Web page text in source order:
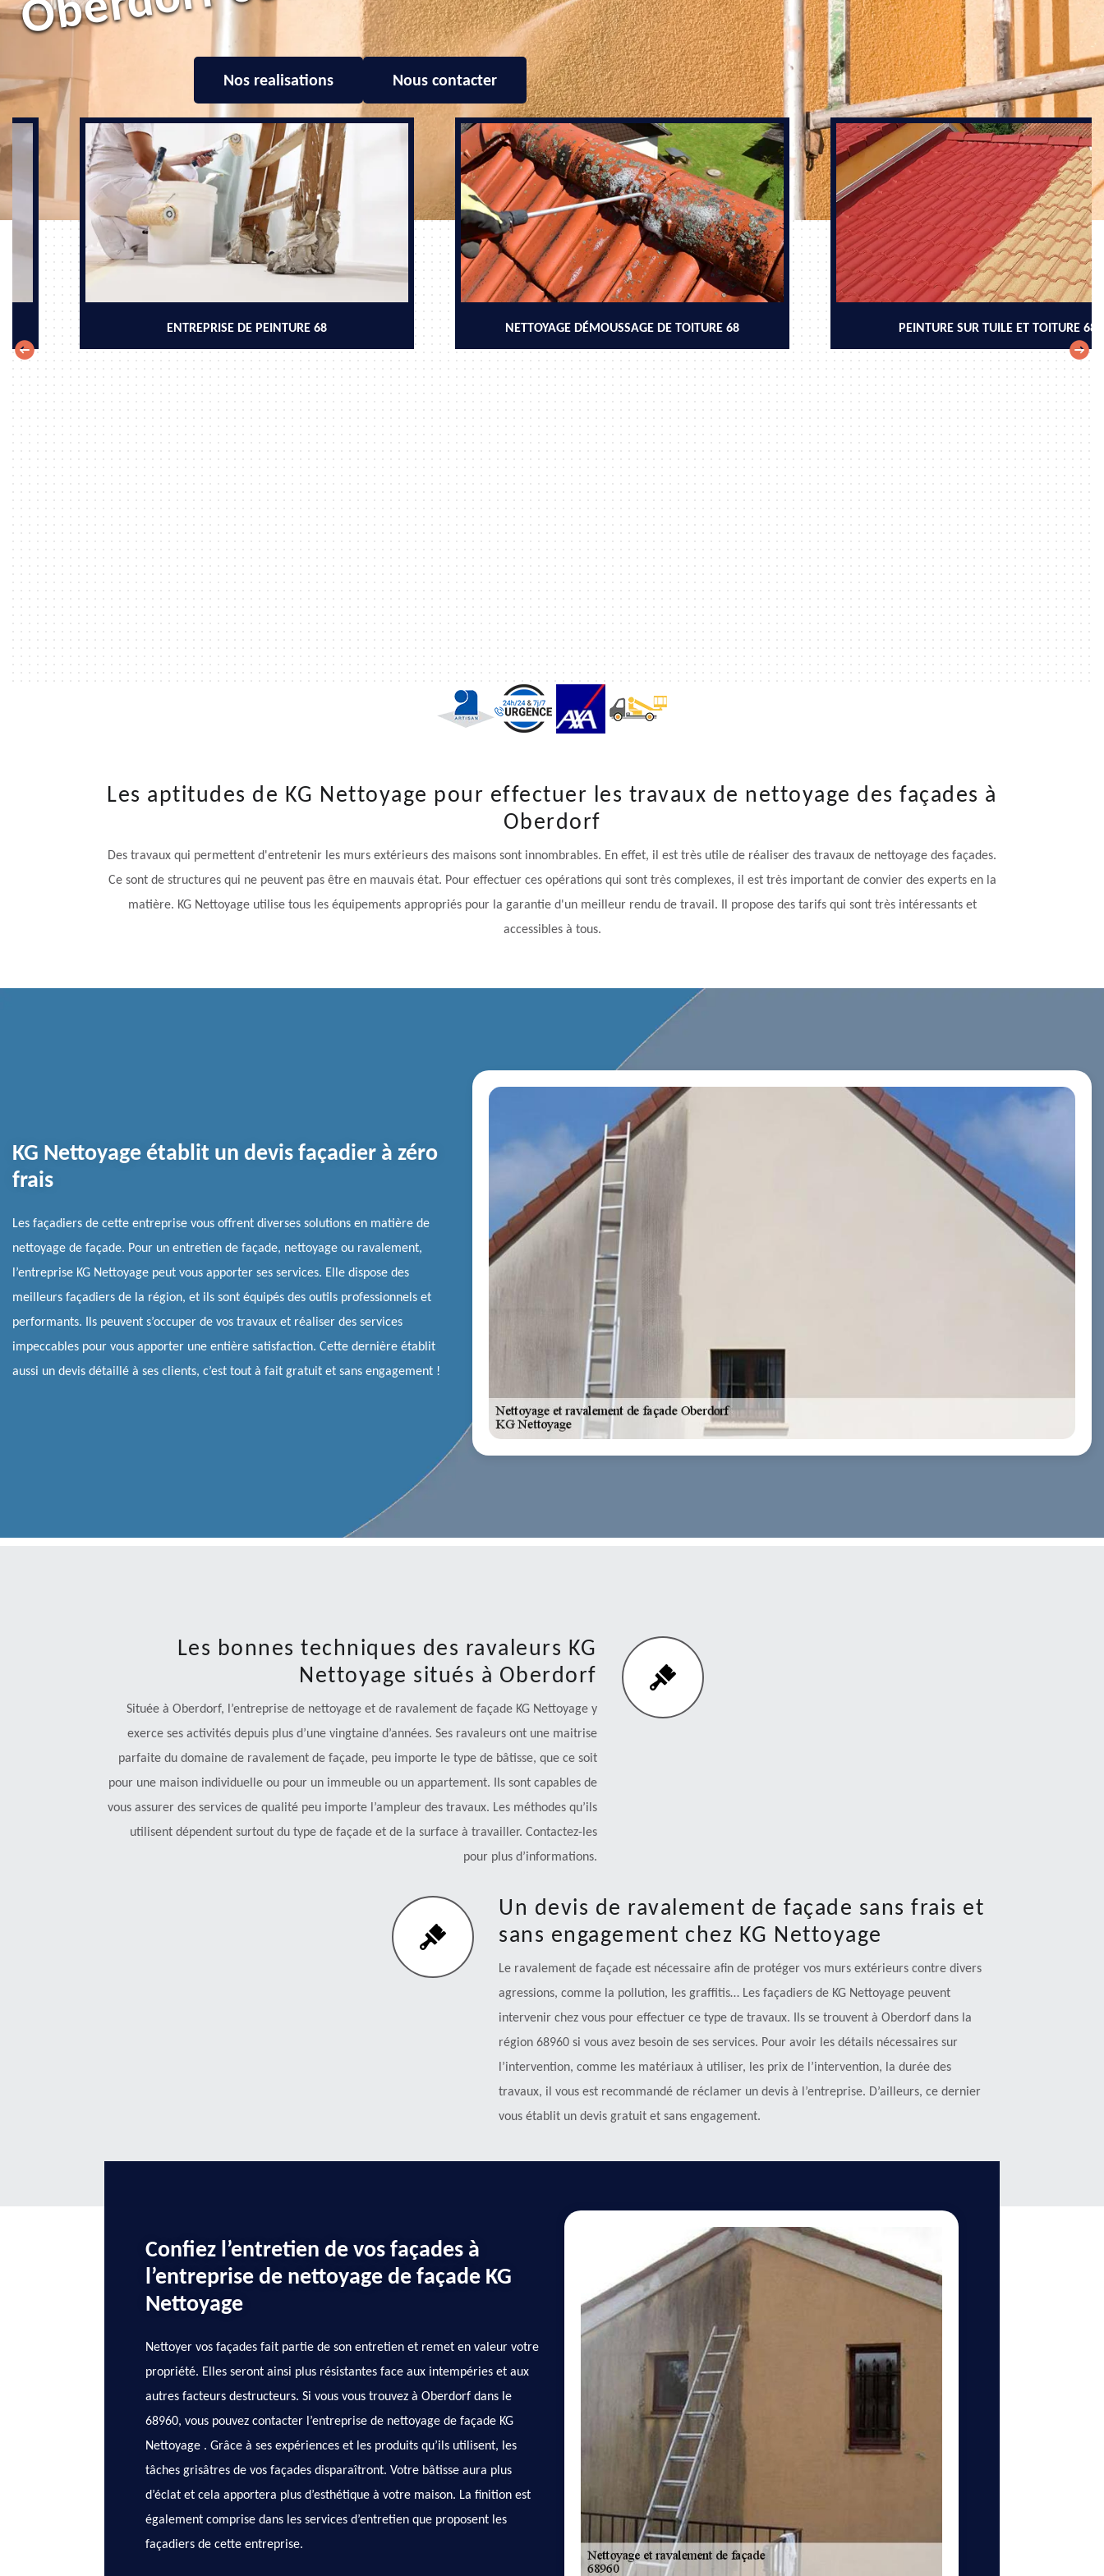
Nos realisations Nous contacter
ENTREPRISE DE PEINTURE 68 NETTOYAGE DÉMOUSSAGE DE TOITURE 68 PEINTURE SUR TUILE ET TOITURE 68
Les aptitudes de KG Nettoyage pour effectuer les travaux de nettoyage des façades à
Oberdorf
Des travaux qui permettent d'entretenir les murs extérieurs des maisons sont innombrables. En effet, il est très utile de réaliser des travaux de nettoyage des façades.
Ce sont de structures qui ne peuvent pas être en mauvais état. Pour effectuer ces opérations qui sont très complexes, il est très important de convier des experts en la
matière. KG Nettoyage utilise tous les équipements appropriés pour la garantie d'un meilleur rendu de travail. Il propose des tarifs qui sont très intéressants et
accessibles à tous.
KG Nettoyage établit un devis façadier à zéro
frais
Les façadiers de cette entreprise vous offrent diverses solutions en matière de
nettoyage de façade. Pour un entretien de façade, nettoyage ou ravalement,
l’entreprise KG Nettoyage peut vous apporter ses services. Elle dispose des
meilleurs façadiers de la région, et ils sont équipés des outils professionnels et
performants. Ils peuvent s’occuper de vos travaux et réaliser des services
impeccables pour vous apporter une entière satisfaction. Cette dernière établit
aussi un devis détaillé à ses clients, c’est tout à fait gratuit et sans engagement !
Les bonnes techniques des ravaleurs KG
Nettoyage situés à Oberdorf
Située à Oberdorf, l’entreprise de nettoyage et de ravalement de façade KG Nettoyage y
exerce ses activités depuis plus d’une vingtaine d’années. Ses ravaleurs ont une maitrise
parfaite du domaine de ravalement de façade, peu importe le type de bâtisse, que ce soit
pour une maison individuelle ou pour un immeuble ou un appartement. Ils sont capables de
vous assurer des services de qualité peu importe l’ampleur des travaux. Les méthodes qu’ils
utilisent dépendent surtout du type de façade et de la surface à travailler. Contactez-les
pour plus d’informations.
Un devis de ravalement de façade sans frais et
sans engagement chez KG Nettoyage
Le ravalement de façade est nécessaire afin de protéger vos murs extérieurs contre divers
agressions, comme la pollution, les graffitis… Les façadiers de KG Nettoyage peuvent
intervenir chez vous pour effectuer ce type de travaux. Ils se trouvent à Oberdorf dans la
région 68960 si vous avez besoin de ses services. Pour avoir les détails nécessaires sur
l’intervention, comme les matériaux à utiliser, les prix de l’intervention, la durée des
travaux, il vous est recommandé de réclamer un devis à l’entreprise. D’ailleurs, ce dernier
vous établit un devis gratuit et sans engagement.
Confiez l’entretien de vos façades à
l’entreprise de nettoyage de façade KG
Nettoyage
Nettoyer vos façades fait partie de son entretien et remet en valeur votre
propriété. Elles seront ainsi plus résistantes face aux intempéries et aux
autres facteurs destructeurs. Si vous vous trouvez à Oberdorf dans le
68960, vous pouvez contacter l’entreprise de nettoyage de façade KG
Nettoyage . Grâce à ses expériences et les produits qu’ils utilisent, les
tâches grisâtres de vos façades disparaîtront. Votre bâtisse aura plus
d’éclat et cela apportera plus d’esthétique à votre maison. La finition est
également comprise dans les services d’entretien que proposent les
façadiers de cette entreprise.